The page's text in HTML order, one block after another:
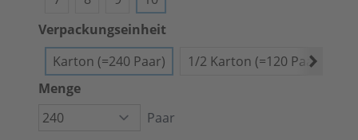
Verpackungseinheit
Karton (=240 Paar)
1/2 Karton (=120 Paar)
Menge
Paar